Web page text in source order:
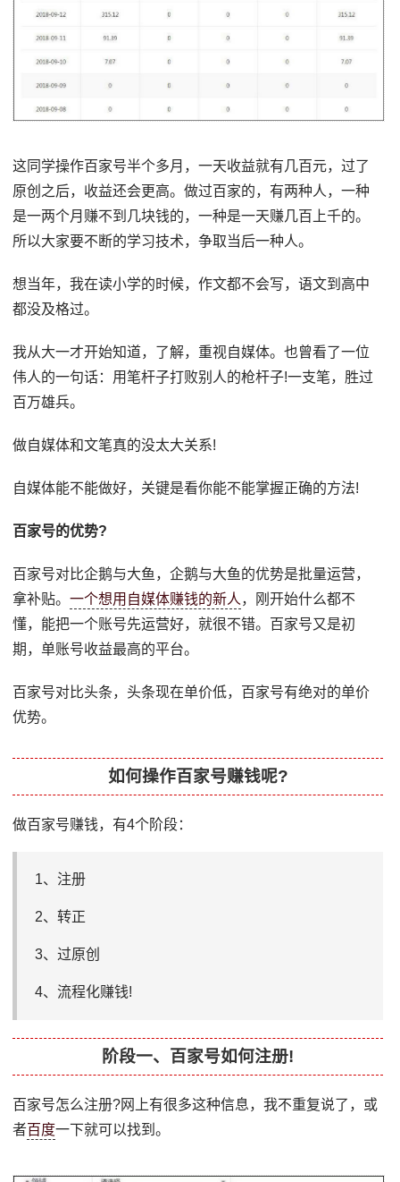
这同学操作百家号半个多月，一天收益就有几百元，过了
原创之后，收益还会更高。做过百家的，有两种人，一种
是一两个月赚不到几块钱的，一种是一天赚几百上千的。
所以大家要不断的学习技术，争取当后一种人。
想当年，我在读小学的时候，作文都不会写，语文到高中
都没及格过。
我从大一才开始知道，了解，重视自媒体。也曾看了一位
伟人的一句话：用笔杆子打败别人的枪杆子!一支笔，胜过
百万雄兵。
做自媒体和文笔真的没太大关系!
自媒体能不能做好，关键是看你能不能掌握正确的方法!
百家号的优势?
百家号对比企鹅与大鱼，企鹅与大鱼的优势是批量运营，
拿补贴。一个想用自媒体赚钱的新人 ，刚开始什么都不
懂，能把一个账号先运营好，就很不错。百家号又是初
期，单账号收益最高的平台。
百家号对比头条，头条现在单价低，百家号有绝对的单价
优势。
如何操作百家号赚钱呢?
做百家号赚钱，有4个阶段：
1、注册
2、转正
3、过原创
4、流程化赚钱!
阶段一、百家号如何注册!
百家号怎么注册?网上有很多这种信息，我不重复说了，或
者百度一下就可以找到。